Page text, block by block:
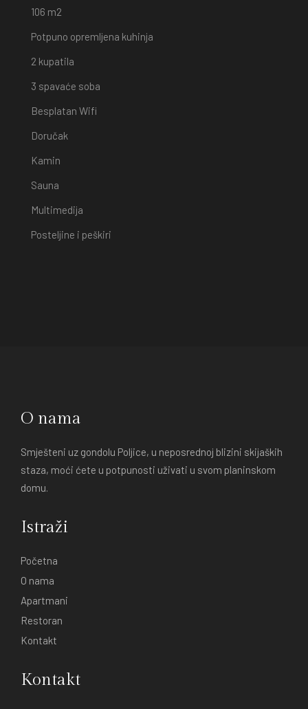
106 m2
Potpuno opremljena kuhinja
2 kupatila
3 spavaće soba
Besplatan Wifi
Doručak
Kamin
Sauna
Multimedija
Posteljine i peškiri
O nama
Smješteni uz gondolu Poljice, u neposrednoj blizini skijaških
staza, moći ćete u potpunosti uživati u svom planinskom
domu.
Istraži
Početna
O nama
Apartmani
Restoran
Kontakt
Kontakt